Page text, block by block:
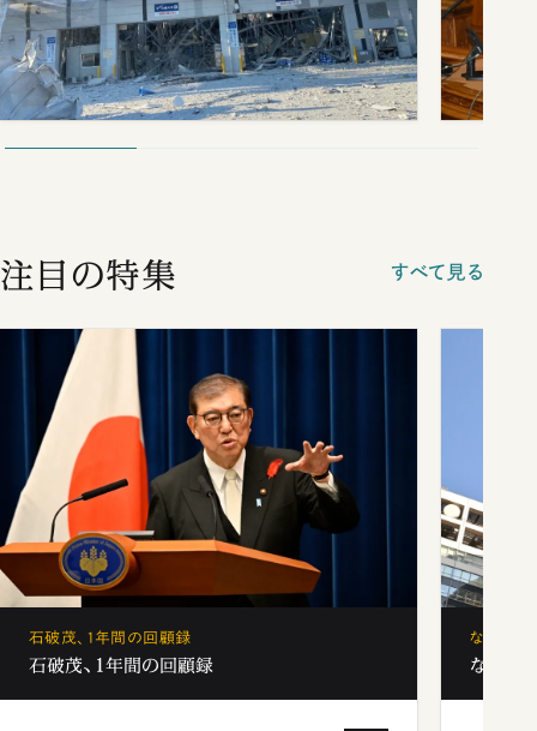
注目の特集 すべて見る
石破茂、1年間の回顧録
石破茂、1年間の回顧録
なぜ「フ
なぜ「